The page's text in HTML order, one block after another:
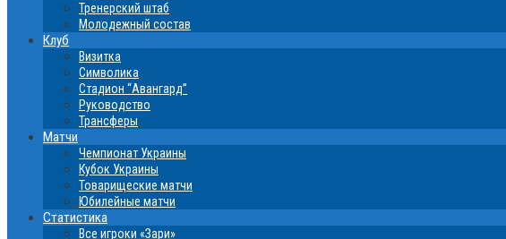
Тренерский штаб
Молодежный состав
Клуб
Визитка
Символика
Стадион “Авангард”
Руководство
Трансферы
Матчи
Чемпионат Украины
Кубок Украины
Товарищеские матчи
Юбилейные матчи
Статистика
Все игроки «Зари»